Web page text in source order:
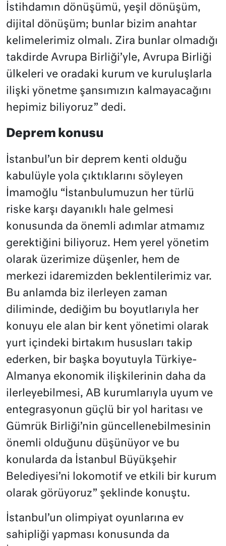
İstihdamın dönüşümü, yeşil dönüşüm,
dijital dönüşüm; bunlar bizim anahtar
kelimelerimiz olmalı. Zira bunlar olmadığı
takdirde Avrupa Birliği’yle, Avrupa Birliği
ülkeleri ve oradaki kurum ve kuruluşlarla
ilişki yönetme şansımızın kalmayacağını
hepimiz biliyoruz” dedi.
Deprem konusu
İstanbul’un bir deprem kenti olduğu
kabulüyle yola çıktıklarını söyleyen
İmamoğlu “İstanbulumuzun her türlü
riske karşı dayanıklı hale gelmesi
konusunda da önemli adımlar atmamız
gerektiğini biliyoruz. Hem yerel yönetim
olarak üzerimize düşenler, hem de
merkezi idaremizden beklentilerimiz var.
Bu anlamda biz ilerleyen zaman
diliminde, dediğim bu boyutlarıyla her
konuyu ele alan bir kent yönetimi olarak
yurt içindeki birtakım hususları takip
ederken, bir başka boyutuyla Türkiye-
Almanya ekonomik ilişkilerinin daha da
ilerleyebilmesi, AB kurumlarıyla uyum ve
entegrasyonun güçlü bir yol haritası ve
Gümrük Birliği’nin güncellenebilmesinin
önemli olduğunu düşünüyor ve bu
konularda da İstanbul Büyükşehir
Belediyesi’ni lokomotif ve etkili bir kurum
olarak görüyoruz” şeklinde konuştu.
İstanbul’un olimpiyat oyunlarına ev
sahipliği yapması konusunda da